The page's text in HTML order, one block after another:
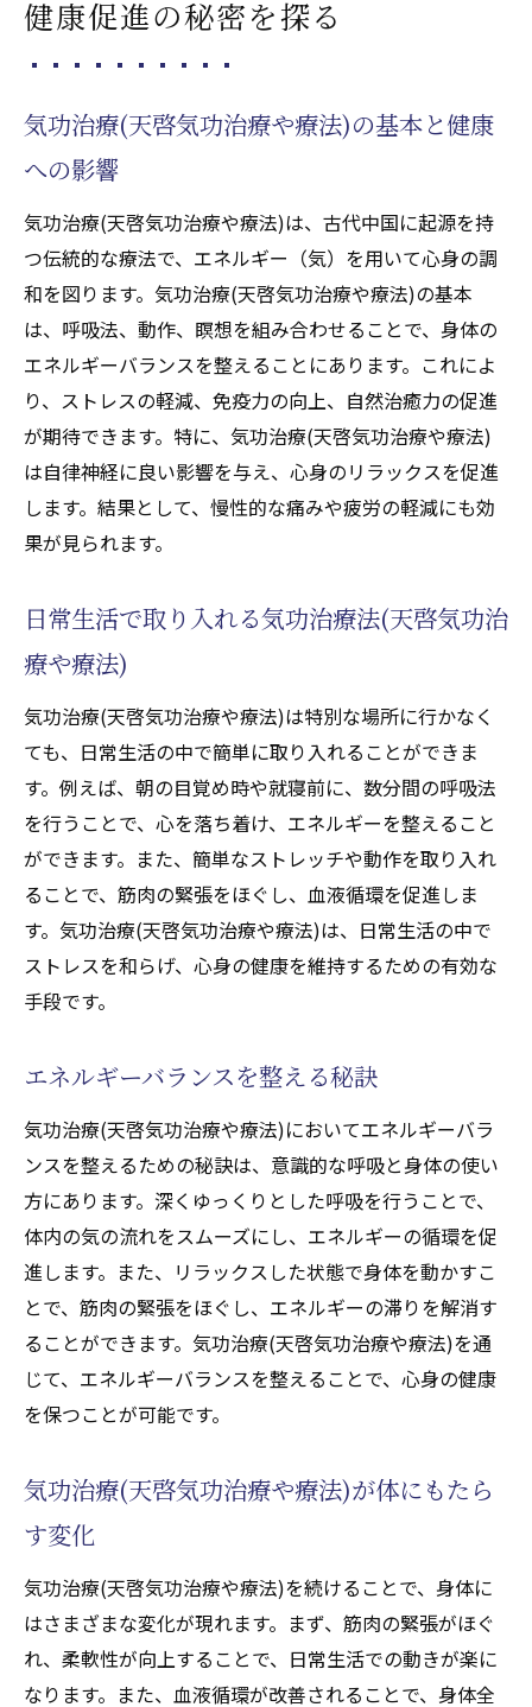
す変化
める
気功整体(天啓気功治療や療法)の効果と自律神
経の関係
気功整体(天啓気功治療や療法)が自律神経に
与える影響
緩やかな動きで心を整える方法
自律神経を整える気功整体(天啓気功治療や
療法)の魅力
気功整体(天啓気功治療や療法)がストレス軽
減に効果的な理由
気功整体(天啓気功治療や療法)のリラクゼー
ション効果
気功治療(天啓気功治療や療法)がもたらす健康
効果とは
気功治療(天啓気功治療や療法)で得られる健
康向上の秘密
慢性痛に対する気功治療(天啓気功治療や療
法)の効果
自然治癒力を引き出す気功治療(天啓気功治
療や療法)
気功治療(天啓気功治療や療法)で全身の健康
を促進
気功治療(天啓気功治療や療法)の健康効果を
実感する方法
自律神経に効く気功整体(天啓気功治療や療法)
の魅力
気功整体(天啓気功治療や療法)で心身のバラ
ンスを調整
気功整体(天啓気功治療や療法)の循環改善効
果とは
リラックス効果で自律神経を整える技術
気功整体(天啓気功治療や療法)の自律神経へ
ストレス軽減に効果的な気功整体(天啓気功
自律神経の健康維持に役立つ気功整体(天啓
気功治療や療法)
気功治療(天啓気功治療や療法)で心身のバラン
スを整える
健康促進の秘密を探る
気功治療(天啓気功治療や療法)の基本と健康
への影響
気功治療(天啓気功治療や療法)は、古代中国に起源を持
つ伝統的な療法で、エネルギー（気）を用いて心身の調
和を図ります。気功治療(天啓気功治療や療法)の基本
は、呼吸法、動作、瞑想を組み合わせることで、身体の
エネルギーバランスを整えることにあります。これによ
り、ストレスの軽減、免疫力の向上、自然治癒力の促進
が期待できます。特に、気功治療(天啓気功治療や療法)
は自律神経に良い影響を与え、心身のリラックスを促進
します。結果として、慢性的な痛みや疲労の軽減にも効
果が見られます。
日常生活で取り入れる気功治療法(天啓気功治
療や療法)
気功治療(天啓気功治療や療法)は特別な場所に行かなく
ても、日常生活の中で簡単に取り入れることができま
す。例えば、朝の目覚め時や就寝前に、数分間の呼吸法
を行うことで、心を落ち着け、エネルギーを整えること
ができます。また、簡単なストレッチや動作を取り入れ
ることで、筋肉の緊張をほぐし、血液循環を促進しま
す。気功治療(天啓気功治療や療法)は、日常生活の中で
ストレスを和らげ、心身の健康を維持するための有効な
手段です。
エネルギーバランスを整える秘訣
気功治療(天啓気功治療や療法)においてエネルギーバラ
ンスを整えるための秘訣は、意識的な呼吸と身体の使い
方にあります。深くゆっくりとした呼吸を行うことで、
体内の気の流れをスムーズにし、エネルギーの循環を促
進します。また、リラックスした状態で身体を動かすこ
とで、筋肉の緊張をほぐし、エネルギーの滞りを解消す
ることができます。気功治療(天啓気功治療や療法)を通
じて、エネルギーバランスを整えることで、心身の健康
を保つことが可能です。
気功治療(天啓気功治療や療法)が体にもたら
す変化
気功治療(天啓気功治療や療法)を続けることで、身体に
はさまざまな変化が現れます。まず、筋肉の緊張がほぐ
れ、柔軟性が向上することで、日常生活での動きが楽に
なります。また、血液循環が改善されることで、身体全